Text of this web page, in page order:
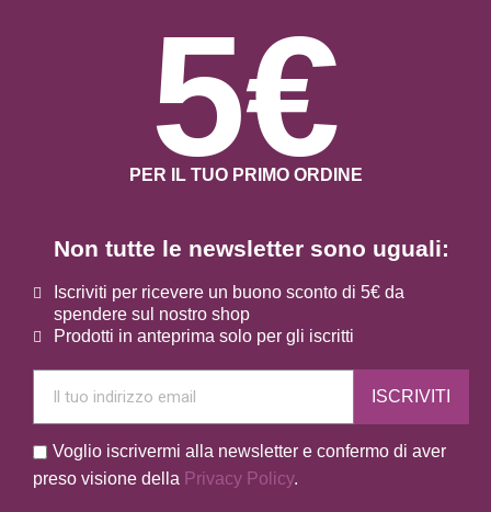
Non tutte le newsletter sono uguali:
Iscriviti per ricevere un buono sconto di 5€ da
spendere sul nostro shop
Prodotti in anteprima solo per gli iscritti
ISCRIVITI
Voglio iscrivermi alla newsletter e confermo di aver
preso visione della Privacy Policy.
5€
PER IL TUO PRIMO ORDINE